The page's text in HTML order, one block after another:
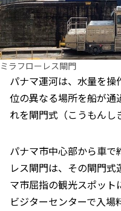
ミラフローレス閘門
パナマ運河は、水量を
位の異なる場所を船が通
れを閘門式（こうもんし
パナマ市中心部から車で
レス閘門は、その閘門
マ市屈指の観光スポット
ビジターセンターで入